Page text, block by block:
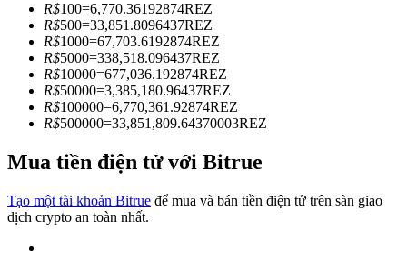
Thông tin
R$100=6,770.36192874REZ
R$500=33,851.8096437REZ
R$1000=67,703.6192874REZ
R$5000=338,518.096437REZ
R$10000=677,036.192874REZ
R$50000=3,385,180.96437REZ
R$100000=6,770,361.92874REZ
R$500000=33,851,809.64370003REZ
Mua tiền điện tử với Bitrue
Tạo một tài khoản Bitrue để mua và bán tiền điện tử trên sàn giao
dịch crypto an toàn nhất.